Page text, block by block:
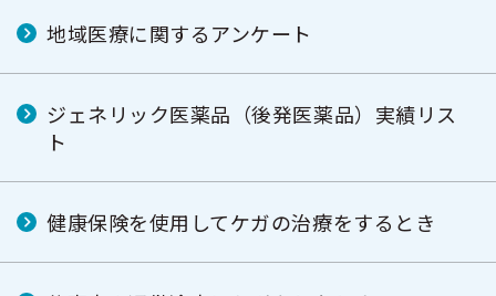
ュ
ュ
ー
地域医療に関するアンケート
ジェネリック医薬品（後発医薬品）実績リス
ト
健康保険を使用してケガの治療をするとき